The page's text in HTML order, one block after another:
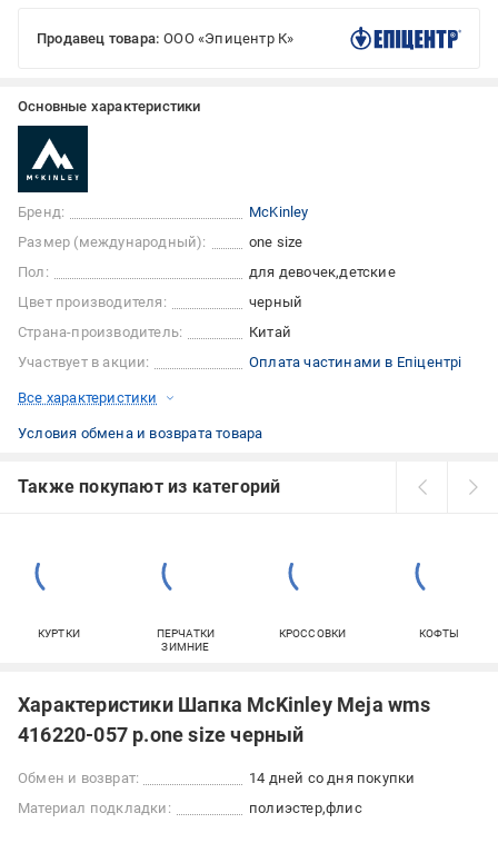
Продавец товара: ООО «Эпицентр К»
Основные характеристики
Бренд:
McKinley
Размер (международный):
one size
Пол:
для девочек детские
Цвет производителя:
черный
Страна-производитель:
Китай
Участвует в акции:
Оплата частинами в Епіцентрі
Все характеристики
Условия обмена и возврата товара
Также покупают из категорий
КУРТКИ
ПЕРЧАТКИ
ЗИМНИЕ
КРОССОВКИ КОФТЫ
Характеристики Шапка McKinley Meja wms
416220-057 р.one size черный
Обмен и возврат:
14 дней со дня покупки
Материал подкладки:
полиэстер флис